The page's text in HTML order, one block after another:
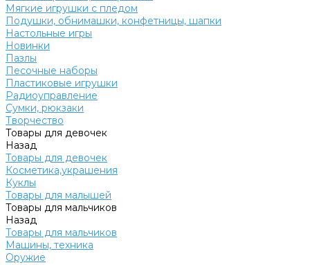
Мягкие игрушки с пледом
Подушки, обнимашки, конфетницы, шапки
Настольные игры
Новинки
Пазлы
Песочные наборы
Пластиковые игрушки
Радиоуправление
Сумки, рюкзаки
Творчество
Товары для девочек
Назад
Товары для девочек
Косметика,украшения
Куклы
Товары для малышей
Товары для мальчиков
Назад
Товары для мальчиков
Машины, техника
Оружие